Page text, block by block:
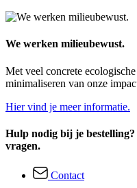
We werken milieubewust.
Met veel concrete
minimaliseren van onze
Hier vind je meer informatie.
Hulp nodig bij je
vragen.
Contact